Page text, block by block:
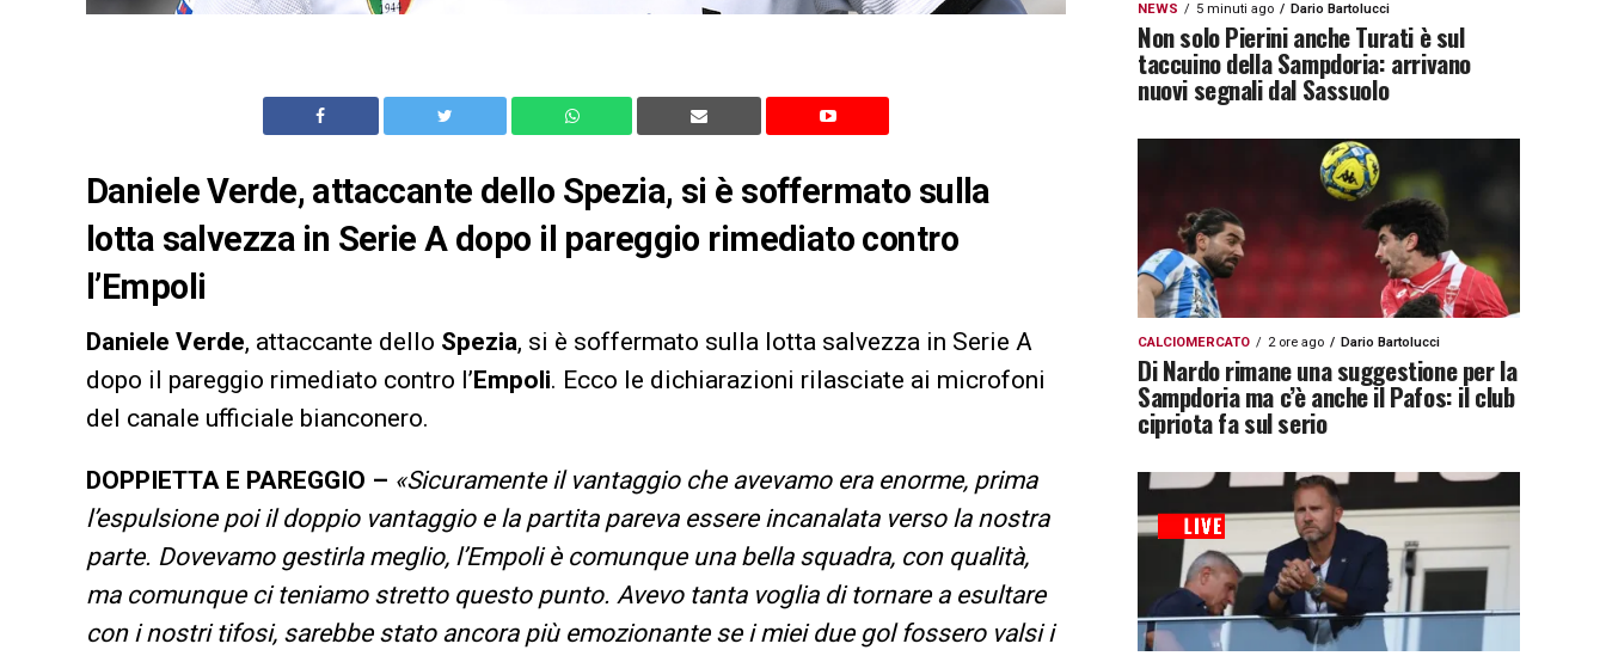
Daniele Verde, attaccante dello Spezia, si è soffermato sulla
lotta salvezza in Serie A dopo il pareggio rimediato contro
l’Empoli
Daniele Verde, attaccante dello Spezia, si è soffermato sulla lotta salvezza in Serie A
dopo il pareggio rimediato contro l’ Empoli. Ecco le dichiarazioni rilasciate ai microfoni
del canale ufficiale bianconero.
DOPPIETTA E PAREGGIO – «Sicuramente il vantaggio che avevamo era enorme, prima
l’espulsione poi il doppio vantaggio e la partita pareva essere incanalata verso la nostra
parte. Dovevamo gestirla meglio, l’Empoli è comunque una bella squadra, con qualità,
ma comunque ci teniamo stretto questo punto. Avevo tanta voglia di tornare a esultare
con i nostri tifosi, sarebbe stato ancora più emozionante se i miei due gol fossero valsi i
NEWS 5 minuti ago Dario Bartolucci
Non solo Pierini anche Turati è sul
taccuino della Sampdoria: arrivano
nuovi segnali dal Sassuolo
CALCIOMERCATO 2 ore ago Dario Bartolucci
Di Nardo rimane una suggestione per la
Sampdoria ma c’è anche il Pafos: il club
cipriota fa sul serio